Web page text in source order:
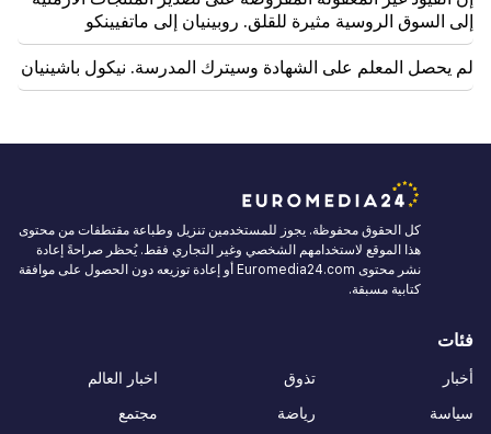
إلى السوق الروسية مثيرة للقلق. روبينيان إلى ماتفيينكو
لم يحصل المعلم على الشهادة وسيترك المدرسة. نيكول باشينيان
كل الحقوق محفوظة. يجوز للمستخدمين تنزيل وطباعة مقتطفات من محتوى
هذا الموقع لاستخدامهم الشخصي وغير التجاري فقط. يُحظر صراحةً إعادة
نشر محتوى Euromedia24.com أو إعادة توزيعه دون الحصول على موافقة
كتابية مسبقة.
فئات
أخبار
سياسة
تذوق
رياضة
اخبار العالم
مجتمع